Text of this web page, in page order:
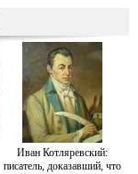
Иван Котляревский:
писатель, доказавший, что